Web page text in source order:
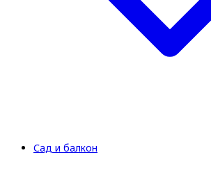
Сад и балкон